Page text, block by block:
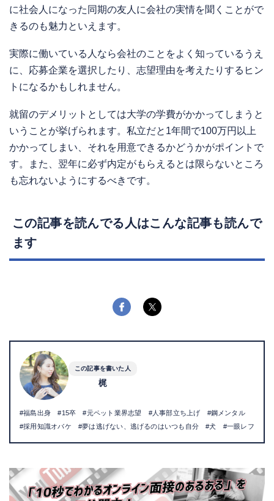
に社会人になった同期の友人に会社の実情を聞くことがで
きるのも魅力といえます。
実際に働いている人なら会社のことをよく知っているうえ
に、応募企業を選択したり、志望理由を考えたりするヒン
トになるかもしれません。
就留のデメリットとしては大学の学費がかかってしまうと
いうことが挙げられます。私立だと1年間で100万円以上
かかってしまい、それを用意できるかどうかがポイントで
す。また、翌年に必ず内定がもらえるとは限らないところ
も忘れないようにするべきです。
この記事を読んでる人はこんな記事も読んで
ます
この記事を書いた人
梶
#福島出身 #15卒 #元ペット業界志望 #人事部立ち上げ #鋼メンタル
#採用知識オバケ #夢は逃げない、逃げるのはいつも自分 #犬 #一眼レフ